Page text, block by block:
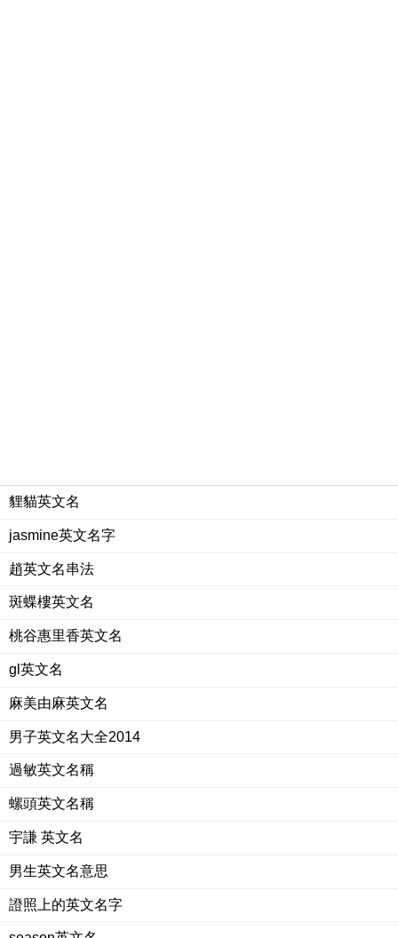
貍貓英文名
jasmine英文名字
趙英文名串法
斑蝶樓英文名
桃谷惠里香英文名
gl英文名
麻美由麻英文名
男子英文名大全2014
過敏英文名稱
螺頭英文名稱
宇謙 英文名
男生英文名意思
證照上的英文名字